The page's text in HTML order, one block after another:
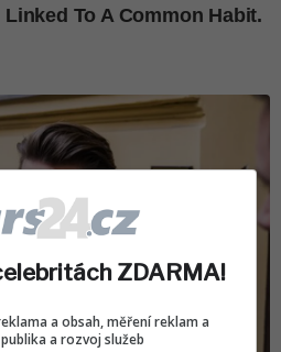
ZDARMA!
a obsah, měření reklam a
a rozvoj služeb